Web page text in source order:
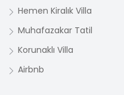
Hemen Kiralık Villa
Muhafazakar Tatil
Korunaklı Villa
Airbnb